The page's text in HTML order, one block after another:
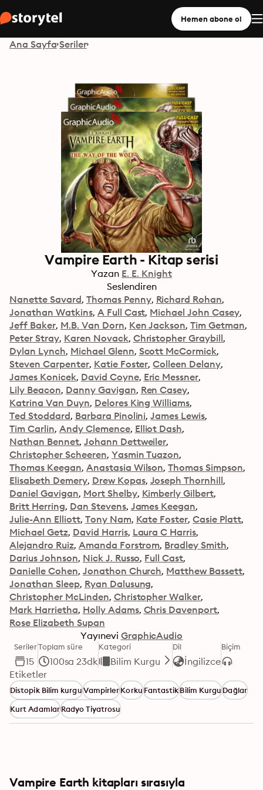
Hemen abone ol
Ana Sayfa Seriler
Vampire Earth - Kitap serisi
Yazan E. E. Knight
Seslendiren
Nanette Savard Thomas Penny Richard Rohan
Jonathan Watkins A Full Cast Michael John Casey
Jeff Baker M.B. Van Dorn Ken Jackson Tim Getman
Peter Stray Karen Novack Christopher Graybill
Dylan Lynch Michael Glenn Scott McCormick
Steven Carpenter Katie Foster Colleen Delany
James Konicek David Coyne Eric Messner
Lily Beacon Danny Gavigan Ren Casey
Katrina Van Duyn Delores King Williams
Ted Stoddard Barbara Pinolini James Lewis
Tim Carlin Andy Clemence Elliot Dash
Nathan Bennet Johann Dettweiler
Christopher Scheeren Yasmin Tuazon
Thomas Keegan Anastasia Wilson Thomas Simpson
Elisabeth Demery Drew Kopas Joseph Thornhill
Daniel Gavigan Mort Shelby Kimberly Gilbert
Britt Herring Dan Stevens James Keegan
Julie-Ann Elliott Tony Nam Kate Foster Casie Platt
Michael Getz David Harris Laura C Harris
Alejandro Ruiz Amanda Forstrom Bradley Smith
Darius Johnson Nick J. Russo Full Cast
Danielle Cohen Jonathon Church Matthew Bassett
Jonathan Sleep Ryan Dalusung
Christopher McLinden Christopher Walker
Mark Harrietha Holly Adams Chris Davenport
Rose Elizabeth Supan
Yayınevi GraphicAudio
Seriler
15
Toplam süre
100sa 23dk
Kategori
Bilim Kurgu
Dil
İngilizce
Biçim
Etiketler
Distopik Bilim kurguVampirlerKorkuFantastikBilim KurguDağlar
Kurt AdamlarRadyo Tiyatrosu
Vampire Earth kitapları sırasıyla